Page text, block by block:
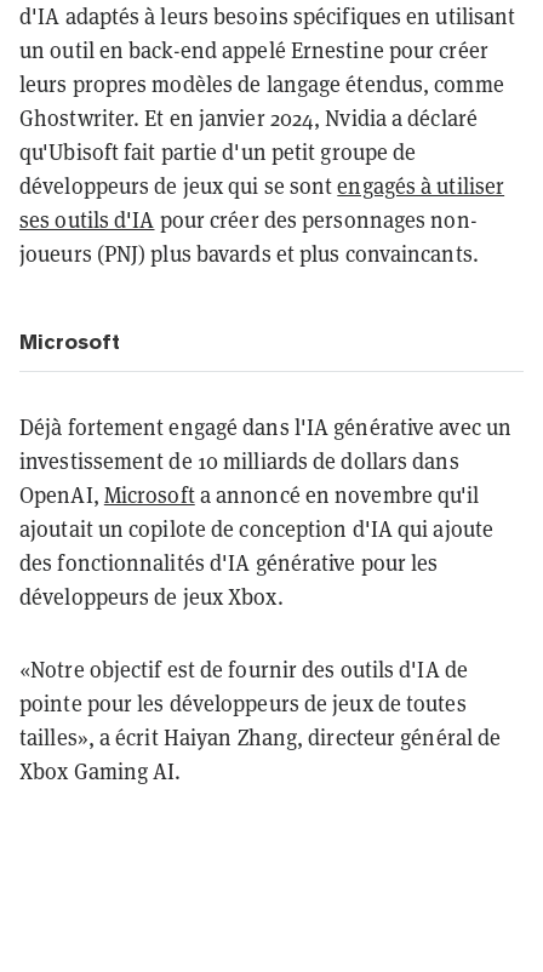
d'IA adaptés à leurs besoins spécifiques en utilisant
un outil en back-end appelé Ernestine pour créer
leurs propres modèles de langage étendus, comme
Ghostwriter. Et en janvier 2024, Nvidia a déclaré
qu'Ubisoft fait partie d'un petit groupe de
développeurs de jeux qui se sontengagés à utiliser
ses outils d'IA pour créer des personnages non-
joueurs (PNJ) plus bavards et plus convaincants.
Microsoft
Déjà fortement engagé dans l'IA générative avec un
investissement de 10 milliards de dollars dans
OpenAI, Microsofta annoncé en novembre qu'il
ajoutait un copilote de conception d'IA qui ajoute
des fonctionnalités d'IA générative pour les
développeurs de jeux Xbox.
«Notre objectif est de fournir des outils d'IA de
pointe pour les développeurs de jeux de toutes
tailles», a écrit Haiyan Zhang, directeur général de
Xbox Gaming AI.